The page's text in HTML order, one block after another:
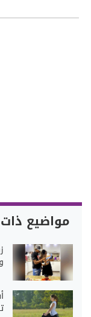
مواضيع